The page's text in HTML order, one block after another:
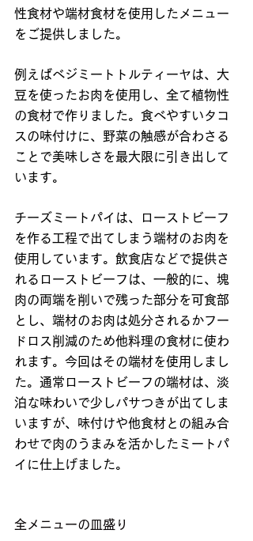
性食材や端材食材を使用したメニュー
をご提供しました。
例えばべジミートトルティーヤは、大
豆を使ったお肉を使用し、全て植物性
の食材で作りました。食べやすいタコ
スの味付けに、野菜の触感が合わさる
ことで美味しさを最大限に引き出して
います。
チーズミートパイは、ローストビーフ
を作る工程で出てしまう端材のお肉を
使用しています。飲食店などで提供さ
れるローストビーフは、一般的に、塊
肉の両端を削いで残った部分を可食部
とし、端材のお肉は処分されるかフー
ドロス削減のため他料理の食材に使わ
れます。今回はその端材を使用しまし
た。通常ローストビーフの端材は、淡
泊な味わいで少しパサつきが出てしま
いますが、味付けや他食材との組み合
わせで肉のうまみを活かしたミートパ
イに仕上げました。
全メニューの皿盛り